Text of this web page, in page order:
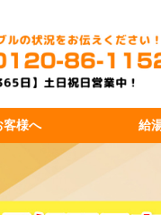
客様へ 給